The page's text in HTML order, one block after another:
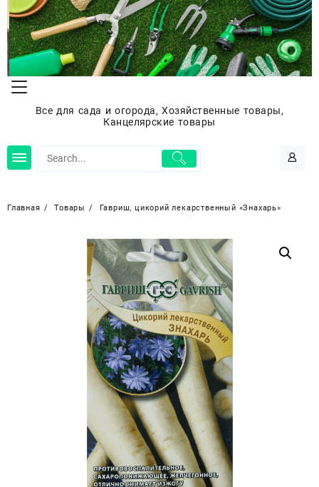
Перейти
содержимому
Все для сада и огорода, Хозяйственные товары,
Канцелярские товары
Главная Товары Гавриш, цикорий лекарственный «Знахарь»